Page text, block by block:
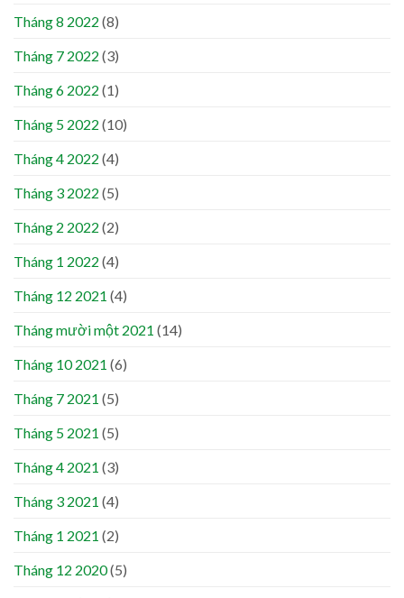
Tháng 8 2022 (8)
Tháng 7 2022 (3)
Tháng 6 2022 (1)
Tháng 5 2022 (10)
Tháng 4 2022 (4)
Tháng 3 2022 (5)
Tháng 2 2022 (2)
Tháng 1 2022 (4)
Tháng 12 2021 (4)
Tháng mười một 2021 (14)
Tháng 10 2021 (6)
Tháng 7 2021 (5)
Tháng 5 2021 (5)
Tháng 4 2021 (3)
Tháng 3 2021 (4)
Tháng 1 2021 (2)
Tháng 12 2020(5)